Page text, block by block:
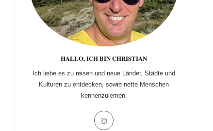
HALLO, ICH BIN CHRISTIAN
Ich liebe es zu reisen und neue Länder, Städte und
Kulturen zu entdecken, sowie nette Menschen
kennenzulernen.